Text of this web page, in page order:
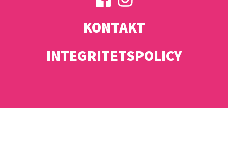
KONTAKT
INTEGRITETSPOLICY